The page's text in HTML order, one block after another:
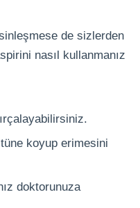
de sizlerden
nasıl kullanmanız
koyup erimesini
doktorunuza